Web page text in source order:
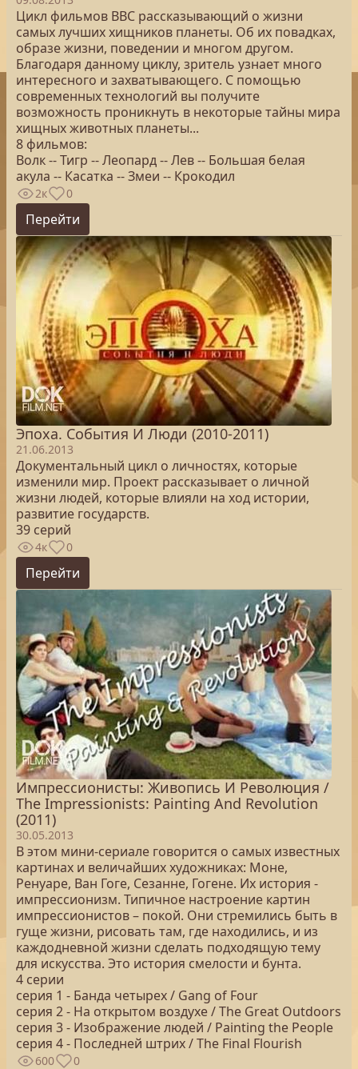
Цикл фильмов BBC рассказывающий о жизни
самых лучших хищников планеты. Об их повадках,
образе жизни, поведении и многом другом.
Благодаря данному циклу, зритель узнает много
интересного и захватывающего. С помощью
современных технологий вы получите
возможность проникнуть в некоторые тайны мира
хищных животных планеты...
8 фильмов:
Волк -- Тигр -- Леопард -- Лев -- Большая белая
акула -- Касатка -- Змеи -- Крокодил
2к 0
Перейти
Эпоха. Cобытия И Люди (2010-2011)
21.06.2013
Документальный цикл о личностях, которые
изменили мир. Проект рассказывает о личной
жизни людей, которые влияли на ход истории,
развитие государств.
39 серий
4к 0
Перейти
Импрессионисты: Живопись И Революция /
The Impressionists: Painting And Revolution
(2011)
30.05.2013
В этом мини-сериале говорится о самых известных
картинах и величайших художниках: Моне,
Ренуаре, Ван Гоге, Сезанне, Гогене. Их история -
импрессионизм. Типичное настроение картин
импрессионистов – покой. Они стремились быть в
гуще жизни, рисовать там, где находились, и из
каждодневной жизни сделать подходящую тему
для искусства. Это история смелости и бунта.
4 серии
серия 1 - Банда четырех / Gang of Four
серия 2 - На открытом воздухе / The Great Outdoors
серия 3 - Изображение людей / Painting the People
серия 4 - Последней штрих / The Final Flourish
600 0